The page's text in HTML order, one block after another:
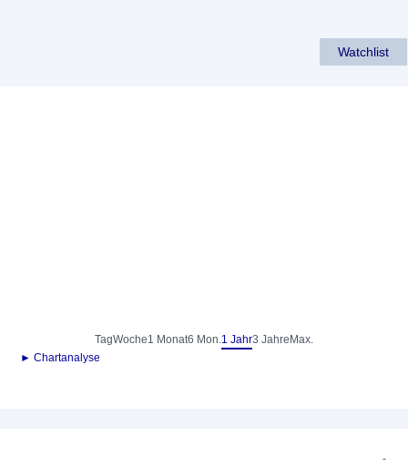
Watchlist
TagWoche1 Monat6 Mon.1 Jahr3 Jahre Max.
► Chartanalyse
-